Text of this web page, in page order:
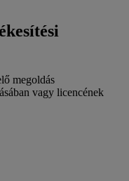
megoldás
vagy licencének